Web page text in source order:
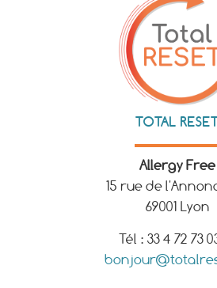
TOTAL
Allergy Free
15 rue de
69001 Lyon
Tél : 33 4 72 73